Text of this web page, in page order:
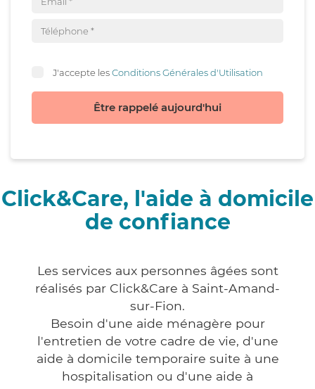
J'accepte lesConditions Générales d'Utilisation
Être rappelé aujourd'hui
Click&Care, l'aide à domicile
de confiance
Les services aux personnes âgées sont
réalisés par Click&Care à Saint-Amand-
sur-Fion.
Besoin d'une aide ménagère pour
l'entretien de votre cadre de vie, d'une
aide à domicile temporaire suite à une
hospitalisation ou d'une aide à